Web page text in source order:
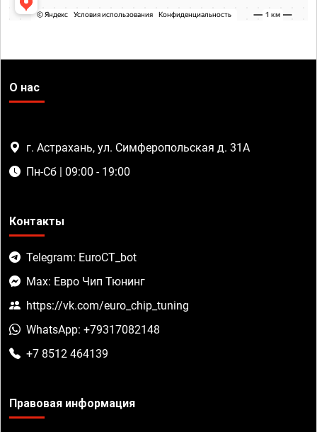
О нас
г. Астрахань, ул. Симферопольская д. 31А
Пн-Сб | 09:00 - 19:00
Контакты
Telegram: EuroCT_bot
Max: Евро Чип Тюнинг
https://vk.com/euro_chip_tuning
WhatsApp: +79317082148
+7 8512 464139
Правовая информация